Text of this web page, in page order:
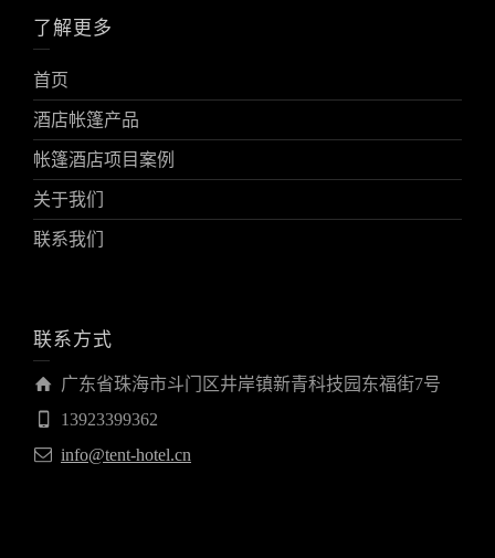
了解更多
首页
酒店帐篷产品
帐篷酒店项目案例
关于我们
联系我们
联系方式
广东省珠海市斗门区井岸镇新青科技园东福街7号
13923399362
info@tent-hotel.cn